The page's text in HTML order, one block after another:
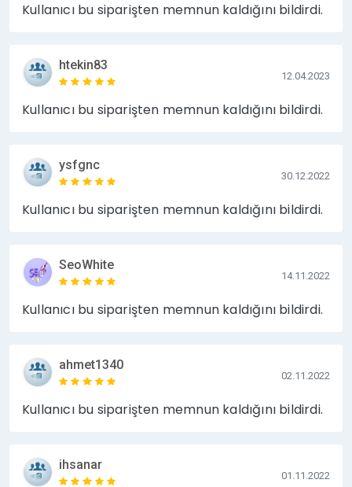
Kullanıcı bu siparişten memnun kaldığını bildirdi.
htekin83
12.04.2023
Kullanıcı bu siparişten memnun kaldığını bildirdi.
ysfgnc
30.12.2022
Kullanıcı bu siparişten memnun kaldığını bildirdi.
SeoWhite
14.11.2022
Kullanıcı bu siparişten memnun kaldığını bildirdi.
ahmet1340
02.11.2022
Kullanıcı bu siparişten memnun kaldığını bildirdi.
ihsanar
01.11.2022